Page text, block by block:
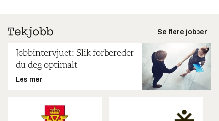
Se flere jobber
Jobbintervjuet: Slik forbereder
du deg optimalt
Les mer